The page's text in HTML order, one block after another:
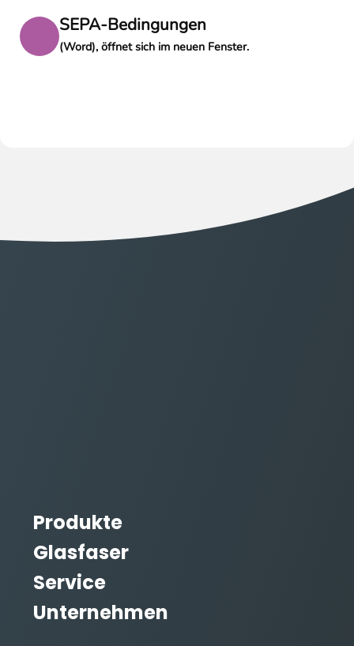
SEPA-Bedingungen
(Word), öffnet sich im neuen Fenster.
Produkte
Glasfaser
Service
Unternehmen